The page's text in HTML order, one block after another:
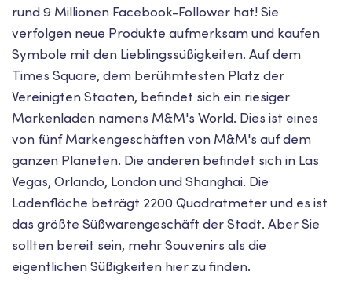
rund 9 Millionen Facebook-Follower hat! Sie
verfolgen neue Produkte aufmerksam und kaufen
Symbole mit den Lieblingssüßigkeiten. Auf dem
Times Square, dem berühmtesten Platz der
Vereinigten Staaten, befindet sich ein riesiger
Markenladen namens M&M's World. Dies ist eines
von fünf Markengeschäften von M&M's auf dem
ganzen Planeten. Die anderen befindet sich in Las
Vegas, Orlando, London und Shanghai. Die
Ladenfläche beträgt 2200 Quadratmeter und es ist
das größte Süßwarengeschäft der Stadt. Aber Sie
sollten bereit sein, mehr Souvenirs als die
eigentlichen Süßigkeiten hier zu finden.